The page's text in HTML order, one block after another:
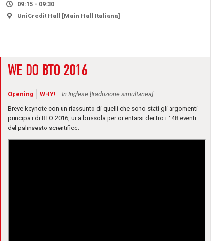
09:15 - 09:30
UniCredit Hall [Main Hall Italiana]
WE DO BTO 2016
Opening WHY!
In Inglese [traduzione simultanea]
Breve keynote con un riassunto di quelli che sono stati gli argomenti
principali di BTO 2016, una bussola per orientarsi dentro i 148 eventi
del palinsesto scientifico.